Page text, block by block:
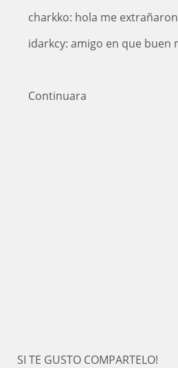
charkko: hola me
idarkcy: amigo en que buen
Continuara
SI TE GUSTO COMPARTELO!